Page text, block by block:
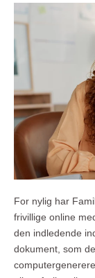
For nylig har
frivillige online
den indledende
dokument, som